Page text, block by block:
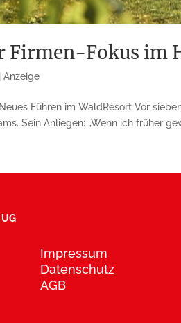
Firmen-Fokus im
|Anzeige
Führen im WaldResort Vor
Sein Anliegen: „Wenn ich früher
Impressum
Datenschutz
AGB